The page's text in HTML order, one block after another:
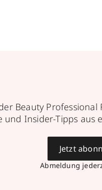
Beauty
und Insider-Tipps aus
Abmeldung
Jetzt